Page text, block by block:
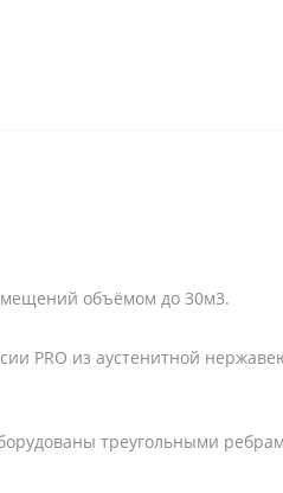
объёмом до 30м3.
PRO из аустенитной
треугольными